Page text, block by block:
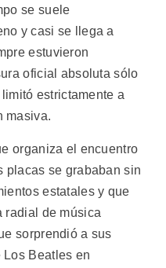
se suele
y casi se llega a
estuvieron
oficial absoluta sólo
estrictamente a
masiva.
organiza el encuentro
placas se grababan sin
estatales y que
radial de música
sorprendió a sus
Beatles en